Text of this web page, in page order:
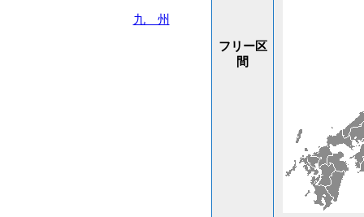
九 州
フリー区
間